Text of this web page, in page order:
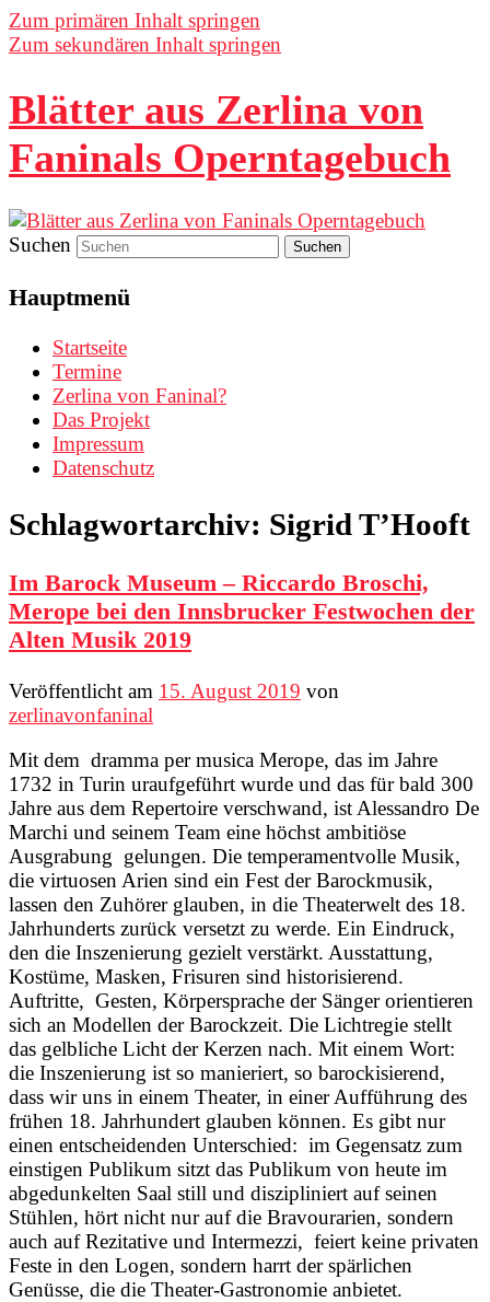
Zum primären Inhalt springen
Zum sekundären Inhalt springen
Blätter aus Zerlina von
Faninals Operntagebuch
Suchen
Hauptmenü
Startseite
Termine
Zerlina von Faninal?
Das Projekt
Impressum
Datenschutz
Schlagwortarchiv: Sigrid T’Hooft
Im Barock Museum – Riccardo Broschi,
Merope bei den Innsbrucker Festwochen der
Alten Musik 2019
Veröffentlicht am 15. August 2019 von
zerlinavonfaninal
Mit dem dramma per musica Merope, das im Jahre
1732 in Turin uraufgeführt wurde und das für bald 300
Jahre aus dem Repertoire verschwand, ist Alessandro De
Marchi und seinem Team eine höchst ambitiöse
Ausgrabung gelungen. Die temperamentvolle Musik,
die virtuosen Arien sind ein Fest der Barockmusik,
lassen den Zuhörer glauben, in die Theaterwelt des 18.
Jahrhunderts zurück versetzt zu werde. Ein Eindruck,
den die Inszenierung gezielt verstärkt. Ausstattung,
Kostüme, Masken, Frisuren sind historisierend.
Auftritte, Gesten, Körpersprache der Sänger orientieren
sich an Modellen der Barockzeit. Die Lichtregie stellt
das gelbliche Licht der Kerzen nach. Mit einem Wort:
die Inszenierung ist so manieriert, so barockisierend,
dass wir uns in einem Theater, in einer Aufführung des
frühen 18. Jahrhundert glauben können. Es gibt nur
einen entscheidenden Unterschied: im Gegensatz zum
einstigen Publikum sitzt das Publikum von heute im
abgedunkelten Saal still und diszipliniert auf seinen
Stühlen, hört nicht nur auf die Bravourarien, sondern
auch auf Rezitative und Intermezzi, feiert keine privaten
Feste in den Logen, sondern harrt der spärlichen
Genüsse, die die Theater-Gastronomie anbietet.